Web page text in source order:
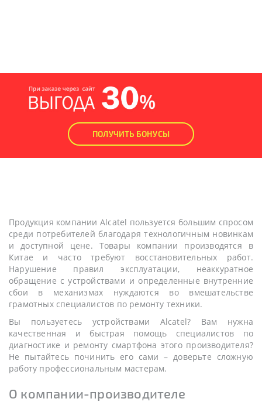
ПОЛУЧИТЬ БОНУСЫ
Продукция компании Alcatel пользуется большим спросом
среди потребителей благодаря технологичным новинкам
и доступной цене. Товары компании производятся в
Китае и часто требуют восстановительных работ.
Нарушение правил эксплуатации, неаккуратное
обращение с устройствами и определенные внутренние
сбои в механизмах нуждаются во вмешательстве
грамотных специалистов по ремонту техники.
Вы пользуетесь устройствами Alcatel? Вам нужна
качественная и быстрая помощь специалистов по
диагностике и ремонту смартфона этого производителя?
Не пытайтесь починить его сами – доверьте сложную
работу профессиональным мастерам.
О компании-производителе